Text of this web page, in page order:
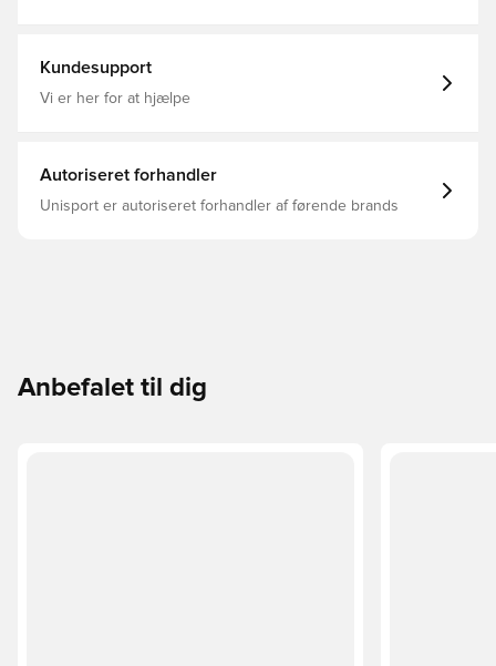
Kundesupport
Vi er her for at hjælpe
Autoriseret forhandler
Unisport er autoriseret forhandler af førende brands
Anbefalet til dig